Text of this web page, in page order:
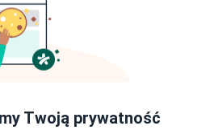
Uniwersytetu
absolwentem psychologii
Twoją prywatność